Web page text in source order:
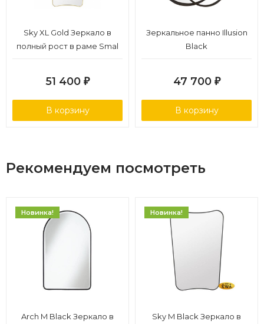
Sky XL Gold Зеркало в
полный рост в раме Smal
51 400 ₽
В корзину
Зеркальное панно Illusion
Black
47 700 ₽
В корзину
Рекомендуем посмотреть
Новинка!
Arch M Black Зеркало в
Новинка!
Sky M Black Зеркало в